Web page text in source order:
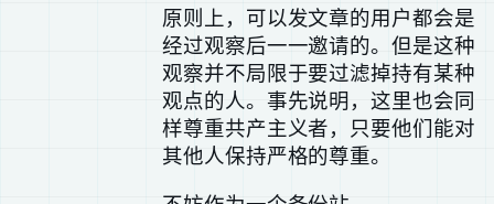
原则上，可以发文章的用户都会是
经过观察后一一邀请的。但是这种
观察并不局限于要过滤掉持有某种
观点的人。事先说明，这里也会同
样尊重共产主义者，只要他们能对
其他人保持严格的尊重。